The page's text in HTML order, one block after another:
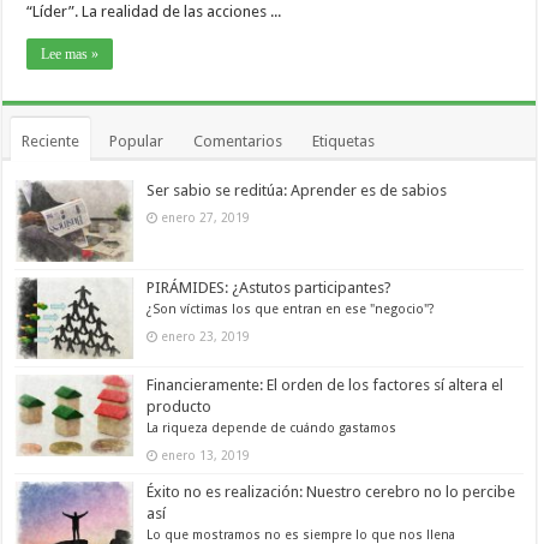
“Líder”. La realidad de las acciones ...
Lee mas »
Reciente Popular Comentarios Etiquetas
Ser sabio se reditúa: Aprender es de sabios
enero 27, 2019
PIRÁMIDES: ¿Astutos participantes?
¿Son víctimas los que entran en ese "negocio"?
enero 23, 2019
Financieramente: El orden de los factores sí altera el
producto
La riqueza depende de cuándo gastamos
enero 13, 2019
Éxito no es realización: Nuestro cerebro no lo percibe
así
Lo que mostramos no es siempre lo que nos llena